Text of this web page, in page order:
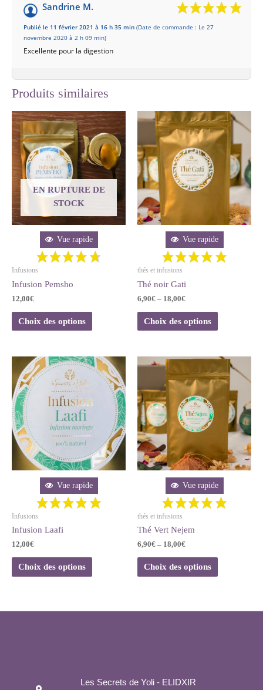
Sandrine M.
Publié le 11 février 2021 à 16 h 35 min (Date de commande : Le 27
novembre 2020 à 2 h 09 min)
Excellente pour la digestion
Produits similaires
EN RUPTURE DE
STOCK
Vue rapide
Infusions
Infusion Pemsho
12,00€
Choix des options
Vue rapide
thés et infusions
Thé noir Gati
6,90€ – 18,00€
Choix des options
Vue rapide
Infusions
Infusion Laafi
12,00€
Choix des options
Vue rapide
thés et infusions
Thé Vert Nejem
6,90€ – 18,00€
Choix des options
Les Secrets de Yoli - ELIDXIR